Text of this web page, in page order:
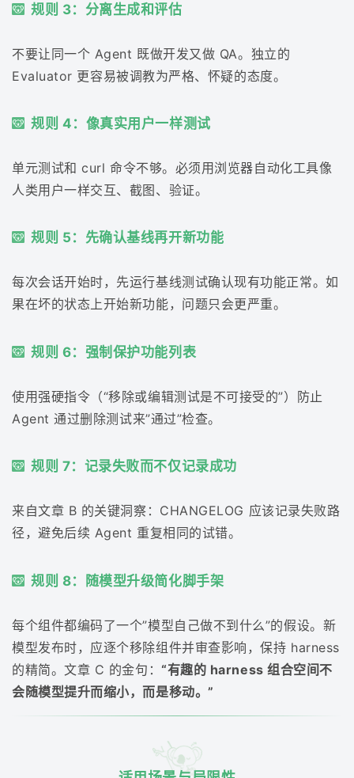
规则 3：分离生成和评估
不要让同一个 Agent 既做开发又做 QA。独立的
Evaluator 更容易被调教为严格、怀疑的态度。
规则 4：像真实用户一样测试
单元测试和 curl 命令不够。必须用浏览器自动化工具像
人类用户一样交互、截图、验证。
规则 5：先确认基线再开新功能
每次会话开始时，先运行基线测试确认现有功能正常。如
果在坏的状态上开始新功能，问题只会更严重。
规则 6：强制保护功能列表
使用强硬指令（“移除或编辑测试是不可接受的”）防止
Agent 通过删除测试来”通过”检查。
规则 7：记录失败而不仅记录成功
来自文章 B 的关键洞察：CHANGELOG 应该记录失败路
径，避免后续 Agent 重复相同的试错。
规则 8：随模型升级简化脚手架
每个组件都编码了一个”模型自己做不到什么”的假设。新
模型发布时，应逐个移除组件并审查影响，保持 harness
的精简。文章 C 的金句： “有趣的 harness 组合空间不
会随模型提升而缩小，而是移动。”